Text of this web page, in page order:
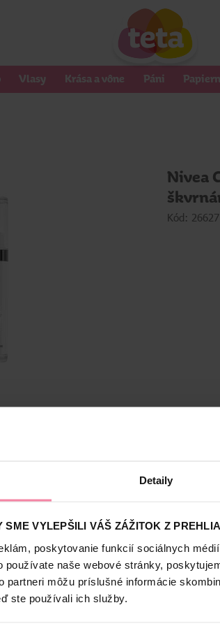
Detaily
SME VYLEPŠILI VÁŠ ZÁŽITOK Z
poskytovanie funkcií sociálnych
používate naše webové stránky,
partneri môžu príslušné informácie
ste používali ich služby.
Vlasy Krása a vône Páni
Nivea
Kód:
Je na ne vybavené hneď trojitým
kyselina hyalurónová jej zas dodá potrebnú
po akné CELLULAR LUMINOUS630.